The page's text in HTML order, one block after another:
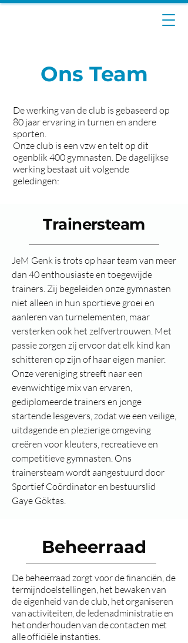
Ons Team
De werking van de club is gebaseerd op
80 jaar ervaring in turnen en andere
sporten.
Onze club is een vzw en telt op dit
ogenblik 400 gymnasten. De dagelijkse
werking bestaat uit volgende
geledingen:
Trainersteam
JeM Genk is trots op haar team van meer
dan 40 enthousiaste en toegewijde
trainers. Zij begeleiden onze gymnasten
niet alleen in hun sportieve groei en
aanleren van turnelementen, maar
versterken ook het zelfvertrouwen. Met
passie zorgen zij ervoor dat elk kind kan
schitteren op zijn of haar eigen manier.
Onze vereniging streeft naar een
evenwichtige mix van ervaren,
gediplomeerde trainers en jonge
startende lesgevers, zodat we een veilige,
uitdagende en plezierige omgeving
creëren voor kleuters, recreatieve en
competitieve gymnasten. Ons
trainersteam wordt aangestuurd door
Sportief Coördinator en bestuurslid
Gaye Göktas.
Beheerraad
De beheerraad zorgt voor de financiën, de
termijndoelstellingen, het bewaken van
de eigenheid van de club, het organiseren
van activiteiten, de ledenadministratie en
het onderhouden van de contacten met
alle officiële instanties.